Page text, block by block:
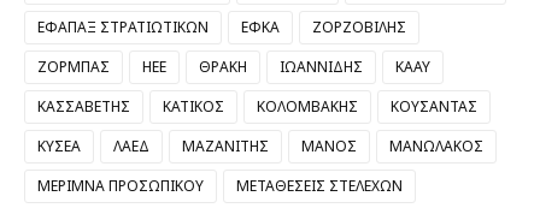
ΕΦΑΠΑΞ ΣΤΡΑΤΙΩΤΙΚΩΝ
ΕΦΚΑ
ΖΟΡΖΟΒΙΛΗΣ
ΖΟΡΜΠΑΣ
ΗΕΕ ΘΡΑΚΗ ΙΩΑΝΝΙΔΗΣ
ΚΑΑΥ
ΚΑΣΣΑΒΕΤΗΣ
ΚΑΤΙΚΟΣ ΚΟΛΟΜΒΑΚΗΣ
ΚΟΥΣΑΝΤΑΣ
ΚΥΣΕΑ
ΛΑΕΔ ΜΑΖΑΝΙΤΗΣ ΜΑΝΟΣ
ΜΑΝΩΛΑΚΟΣ
ΜΕΡΙΜΝΑ ΠΡΟΣΩΠΙΚΟΥ
ΜΕΤΑΘΕΣΕΙΣ ΣΤΕΛΕΧΩΝ